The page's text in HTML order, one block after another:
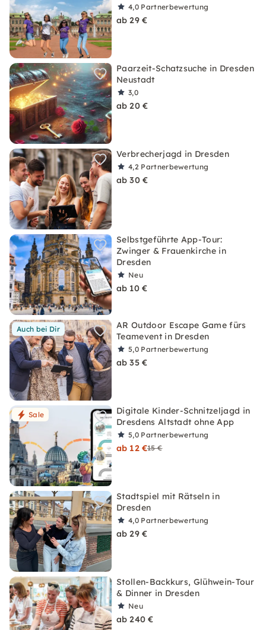
4,0 Partnerbewertung
ab 29 €
Paarzeit-Schatzsuche in Dresden
Neustadt
3,0
ab 20 €
Verbrecherjagd in Dresden
4,2 Partnerbewertung
ab 30 €
Selbstgeführte App-Tour:
Zwinger & Frauenkirche in
Dresden
Neu
ab 10 €
Auch bei Dir
AR Outdoor Escape Game fürs
Teamevent in Dresden
5,0 Partnerbewertung
ab 35 €
Sale
Digitale Kinder-Schnitzeljagd in
Dresdens Altstadt ohne App
5,0 Partnerbewertung
ab 12 €15 €
Stadtspiel mit Rätseln in
Dresden
4,0 Partnerbewertung
ab 29 €
Stollen-Backkurs, Glühwein-Tour
& Dinner in Dresden
Neu
ab 240 €